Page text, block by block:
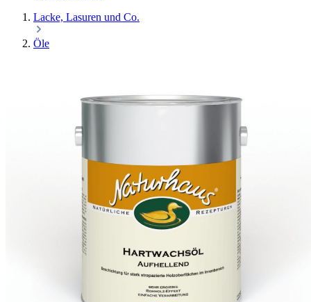
Lacke, Lasuren und Co.
Öle